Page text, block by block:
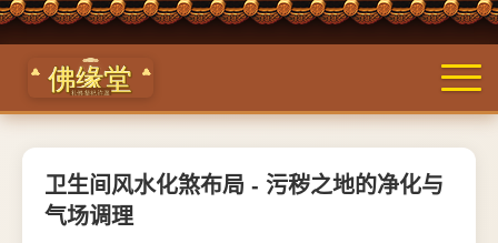
卫生间风水化煞布局 - 污秽之地的净化与
气场调理